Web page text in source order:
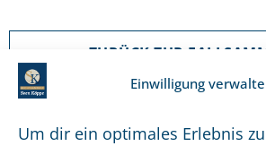
Einwilligung
Um dir ein optimales Erlebnis
ZURÜCK ZUR